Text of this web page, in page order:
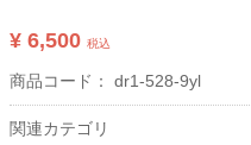
¥ 6,500 税込
商品コード： dr1-528-9yl
関連カテゴリ